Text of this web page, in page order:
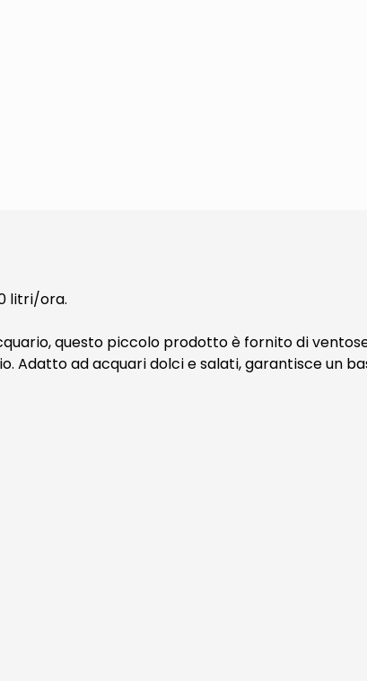
litri/ora.
questo piccolo prodotto è fornito di
Adatto ad acquari dolci e salati, garantisce un